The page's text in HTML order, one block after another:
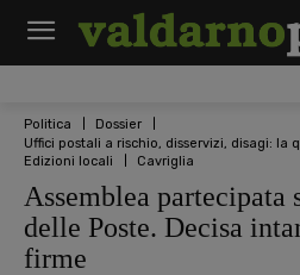
Politica
Dossier
Uffici postali a rischio, disservizi, disagi: la
Edizioni locali
Cavriglia
Assemblea partecipata
delle Poste. Decisa
firme